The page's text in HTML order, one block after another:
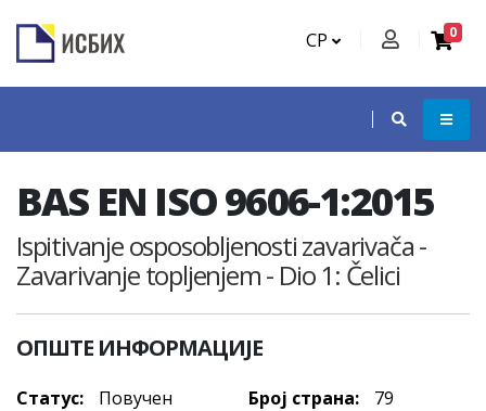
СР 0
BAS EN ISO 9606-1:2015
Ispitivanje osposobljenosti zavarivača -
Zavarivanje topljenjem - Dio 1: Čelici
ОПШТЕ ИНФОРМАЦИЈЕ
Статус: Повучен Број страна: 79